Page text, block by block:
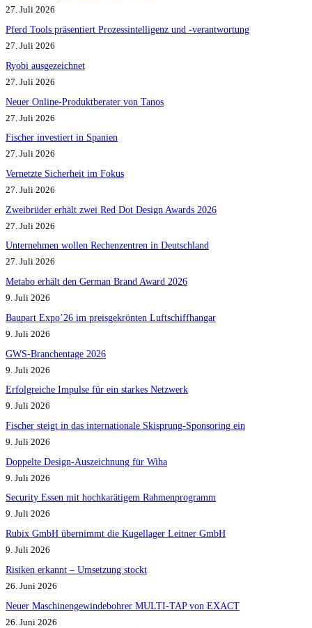
27. Juli 2026
Pferd Tools präsentiert Prozessintelligenz und -verantwortung
27. Juli 2026
Ryobi ausgezeichnet
27. Juli 2026
Neuer Online-Produktberater von Tanos
27. Juli 2026
Fischer investiert in Spanien
27. Juli 2026
Vernetzte Sicherheit im Fokus
27. Juli 2026
Zweibrüder erhält zwei Red Dot Design Awards 2026
27. Juli 2026
Unternehmen wollen Rechenzentren in Deutschland
27. Juli 2026
Metabo erhält den German Brand Award 2026
9. Juli 2026
Baupart Expo’26 im preisgekrönten Luftschiffhangar
9. Juli 2026
GWS-Branchentage 2026
9. Juli 2026
Erfolgreiche Impulse für ein starkes Netzwerk
9. Juli 2026
Fischer steigt in das internationale Skisprung-Sponsoring ein
9. Juli 2026
Doppelte Design-Auszeichnung für Wiha
9. Juli 2026
Security Essen mit hochkarätigem Rahmenprogramm
9. Juli 2026
Rubix GmbH übernimmt die Kugellager Leitner GmbH
9. Juli 2026
Risiken erkannt – Umsetzung stockt
26. Juni 2026
Neuer Maschinengewindebohrer MULTI-TAP von EXACT
26. Juni 2026